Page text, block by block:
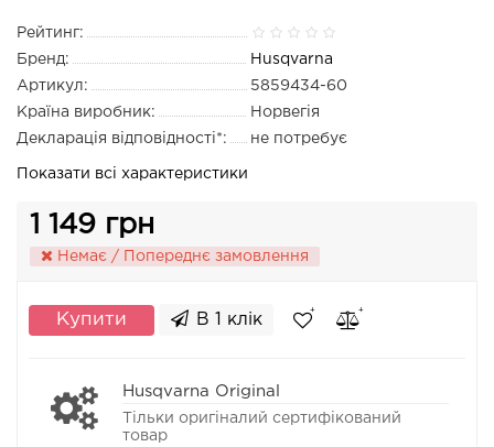
Рейтинг:
Бренд:
Husqvarna
Артикул:
5859434-60
Країна виробник:
Норвегія
Декларація відповідності*:
не потребує
Показати всі характеристики
1 149 грн
Немає / Попереднє замовлення
Купити В 1 клік
Husqvarna Original
Тільки оригіналий сертифікований
товар